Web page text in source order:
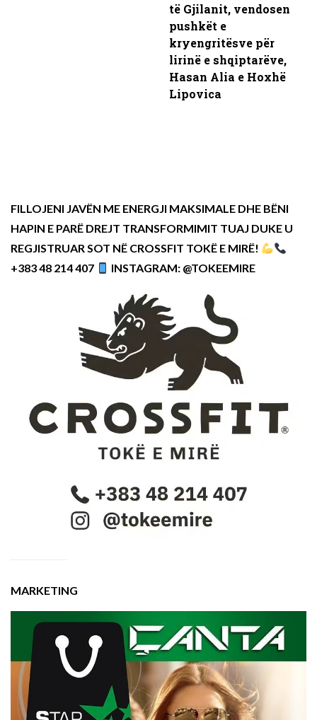
të Gjilanit, vendosen
pushkët e
kryengritësve për
lirinë e shqiptarëve,
Hasan Alia e Hoxhë
Lipovica
FILLOJENI JAVËN ME ENERGJI MAKSIMALE DHE BËNI
HAPIN E PARË DREJT TRANSFORMIMIT TUAJ DUKE U
REGJISTRUAR SOT NË CROSSFIT TOKË E MIRË!
+383 48 214 407
INSTAGRAM: @TOKEEMIRE
MARKETING